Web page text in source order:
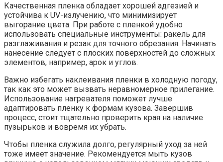
Качественная пленка обладает хорошей адгезией и
устойчива к UV-излучению, что минимизирует
выгорание цвета. При работе с пленкой удобно
использовать специальные инструменты: ракель для
разглаживания и резак для точного обрезания. Начинать
нанесение следует с плоских поверхностей до сложных
элементов, например, арок и углов.
Важно избегать наклеивания пленки в холодную погоду,
так как это может вызвать неравномерное прилегание.
Использование нагревателя поможет лучше
адаптировать пленку к формам кузова. Завершив
процесс, стоит тщательно проверить края на наличие
пузырьков и вовремя их убрать.
Чтобы пленка служила долго, регулярный уход за ней
тоже имеет значение. Рекомендуется мыть кузов